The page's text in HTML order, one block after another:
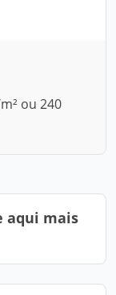
ou 240
aqui mais